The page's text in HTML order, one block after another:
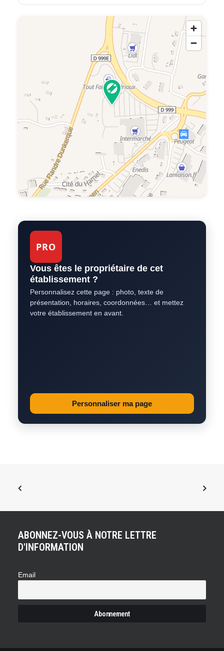
PRO
Vous êtes le propriétaire de cet
établissement ?
Personnalisez cette page : photo, texte de
présentation, horaires, coordonnées… et mettez
votre établissement en avant.
Personnaliser ma page
ABONNEZ-VOUS À NOTRE LETTRE
D'INFORMATION
Email